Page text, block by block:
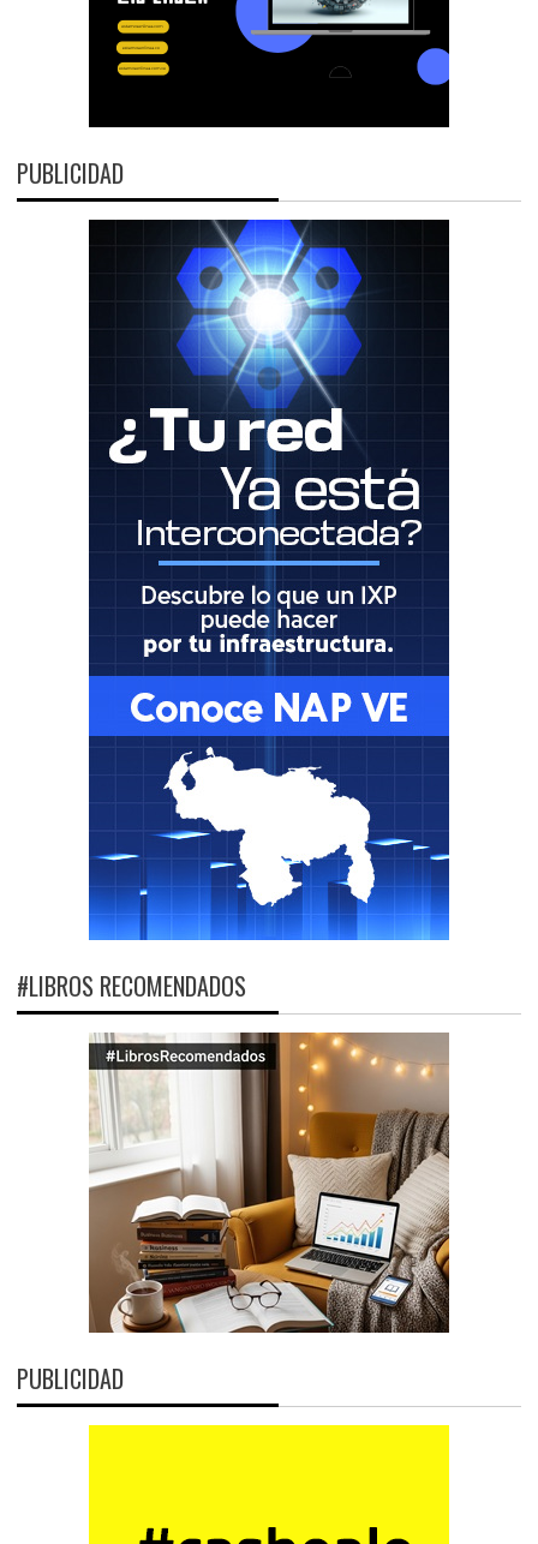
PUBLICIDAD
#LIBROS RECOMENDADOS
PUBLICIDAD